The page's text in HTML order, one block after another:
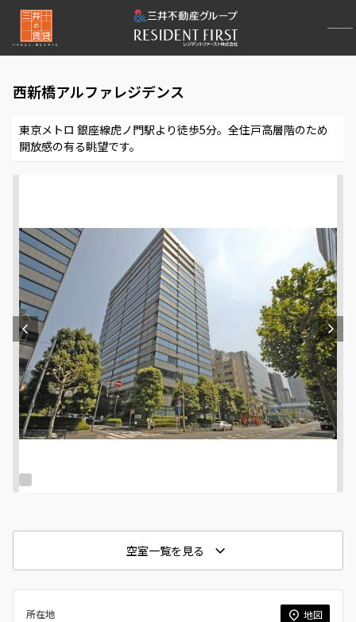
西新橋アルファレジデンス
東京メトロ 銀座線虎ノ門駅より徒歩5分。全住戸高層階のため
開放感の有る眺望です。
空室一覧を見る
所在地 地図